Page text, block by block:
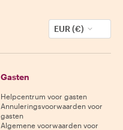
EUR (€)
Gasten
Helpcentrum voor gasten
Annuleringsvoorwaarden voor
gasten
Algemene voorwaarden voor